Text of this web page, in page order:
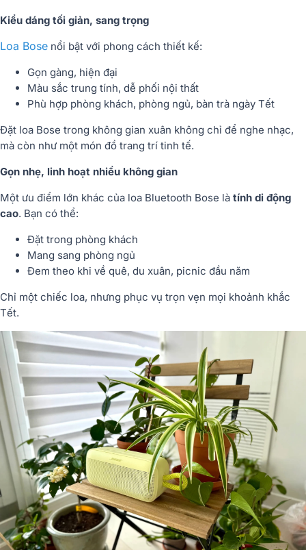
Kiểu dáng tối giản, sang trọng
Loa Bose nổi bật với phong cách thiết kế:
Gọn gàng, hiện đại
Màu sắc trung tính, dễ phối nội thất
Phù hợp phòng khách, phòng ngủ, bàn trà ngày Tết
Đặt loa Bose trong không gian xuân không chỉ để nghe nhạc,
mà còn như một món đồ trang trí tinh tế.
Gọn nhẹ, linh hoạt nhiều không gian
Một ưu điểm lớn khác của loa Bluetooth Bose là tính di động
cao. Bạn có thể:
Đặt trong phòng khách
Mang sang phòng ngủ
Đem theo khi về quê, du xuân, picnic đầu năm
Chỉ một chiếc loa, nhưng phục vụ trọn vẹn mọi khoảnh khắc
Tết.